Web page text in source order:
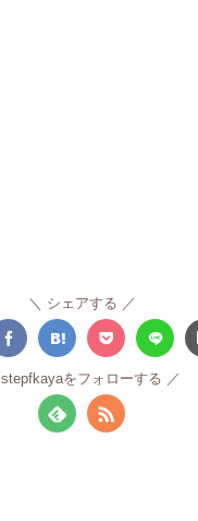
シェアする
stepfkayaをフォローする